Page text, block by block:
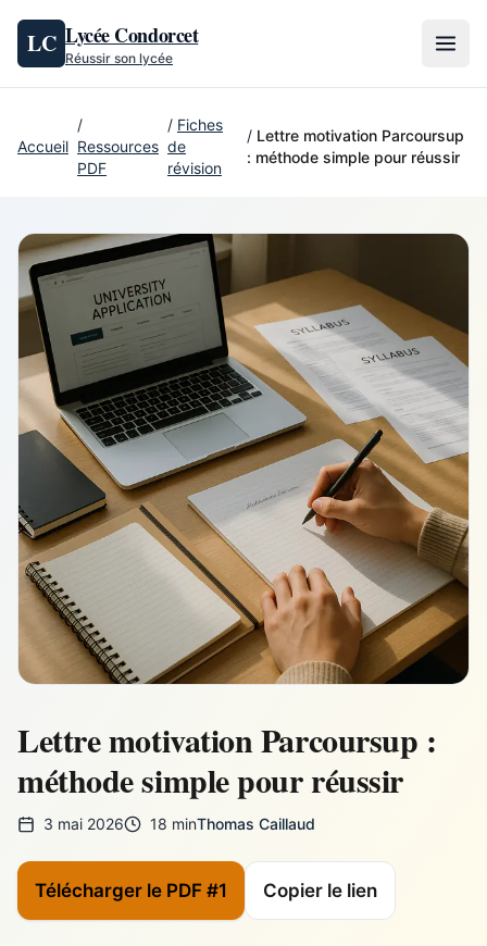
Aller au contenu
LC Lycée Condorcet
Réussir son lycée
Accueil
/
Ressources
PDF
/ Fiches
de
révision
/ Lettre motivation Parcoursup
: méthode simple pour réussir
Lettre motivation Parcoursup :
méthode simple pour réussir
3 mai 2026 18 minThomas Caillaud
Télécharger le PDF #1 Copier le lien